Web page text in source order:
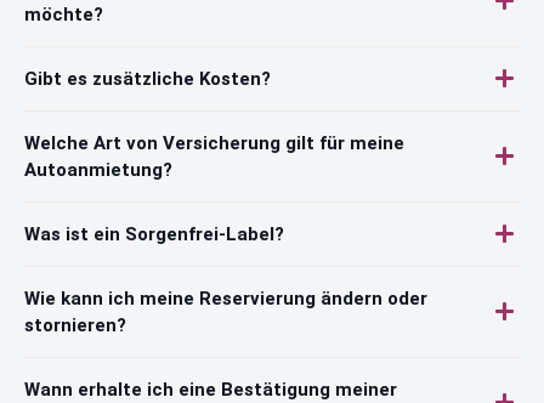
möchte?
Gibt es zusätzliche Kosten?
Welche Art von Versicherung gilt für meine
Autoanmietung?
Was ist ein Sorgenfrei-Label?
Wie kann ich meine Reservierung ändern oder
stornieren?
Wann erhalte ich eine Bestätigung meiner